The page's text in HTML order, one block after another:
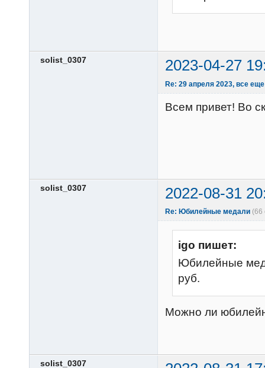
solist_0307 2023-04-27
Re: 29 апреля 2023, все
Всем привет! Во
solist_0307 2022-08-31
Re: Юбилейные медали (66
igo пишет:
Юбилейные
руб.
Можно ли
solist_0307